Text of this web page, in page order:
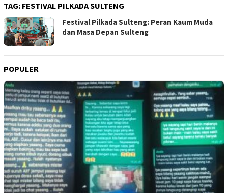
TAG: FESTIVAL PILKADA SULTENG
Festival Pilkada Sulteng: Peran Kaum Muda
dan Masa Depan Sulteng
POPULER